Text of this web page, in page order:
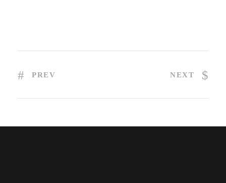
PREV NEXT